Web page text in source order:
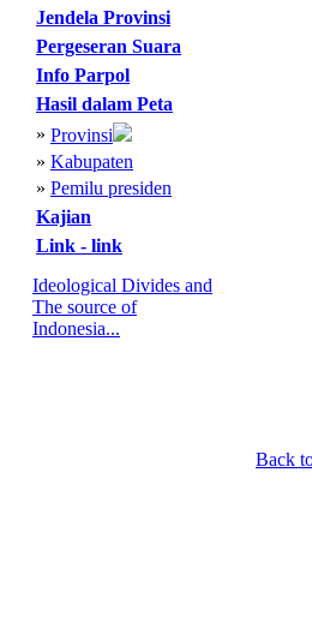
Jendela Provinsi
Pergeseran Suara
Info Parpol
Hasil dalam Peta
» Provinsi
» Kabupaten
» Pemilu presiden
Kajian
Link - link
Ideological Divides and
The source of
Indonesia...
Back